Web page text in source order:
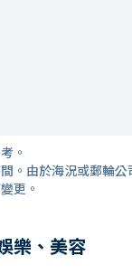
。
。由於海況或郵輪
更。
樂、美容